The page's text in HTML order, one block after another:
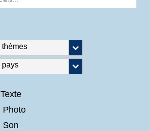
Texte
Photo
Son